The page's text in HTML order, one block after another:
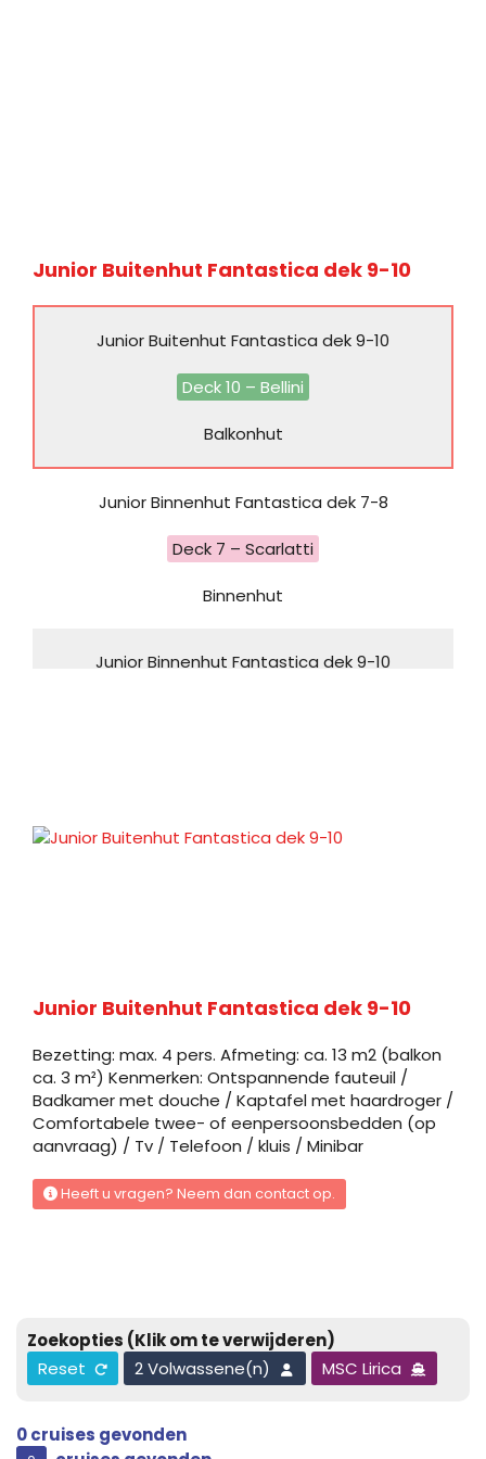
Junior Buitenhut Fantastica dek 9-10
Junior Buitenhut Fantastica dek 9-10
Deck 10 – Bellini
Balkonhut
Junior Binnenhut Fantastica dek 7-8
Deck 7 – Scarlatti
Binnenhut
Junior Binnenhut Fantastica dek 9-10
Buitenhut
Junior Buitenhut Fantastica dek 9-10
Deck 10 – Bellini
Deck 7 – Scarlatti
Junior Buitenhut Fantastica dek 9-10
Bezetting: max. 4 pers. Afmeting: ca. 13 m2 (balkon
ca. 3 m²) Kenmerken: Ontspannende fauteuil /
Badkamer met douche / Kaptafel met haardroger /
Comfortabele twee- of eenpersoonsbedden (op
aanvraag) / Tv / Telefoon / kluis / Minibar
Heeft u vragen? Neem dan contact op.
Zoekopties (Klik om te verwijderen)
Reset
2 Volwassene(n) MSC Lirica
0cruises gevonden